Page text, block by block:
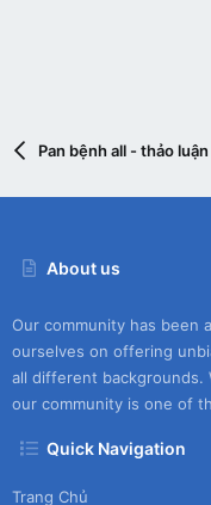
Pan bệnh all - thảo
About us
Our community has been
ourselves on offering
all different backgrounds.
our community is one of
Quick Navigation
Trang Chủ